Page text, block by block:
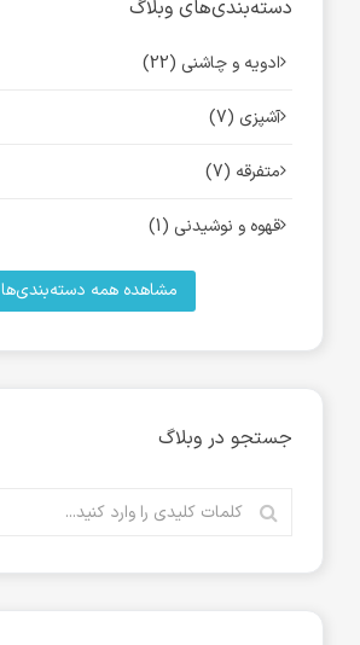
دسته‌بندی‌های وبلاگ
ادویه و چاشنی (22)
آشپزی (7)
متفرقه (7)
قهوه و نوشیدنی (1)
مشاهده همه دسته‌بندی‌ها
جستجو در وبلاگ